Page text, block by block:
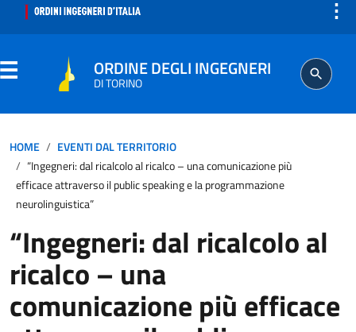
⋮
ORDINE DEGLI INGEGNERI
DI TORINO
SEGRETERIA
PROFESSIONE
AGGIORNAMENTO PROFESSIONALE
HOME
EVENTI DAL TERRITORIO
“Ingegneri: dal ricalcolo al ricalco – una comunicazione più
efficace attraverso il public speaking e la programmazione
neurolinguistica”
“Ingegneri: dal ricalcolo al
ricalco – una
comunicazione più efficace